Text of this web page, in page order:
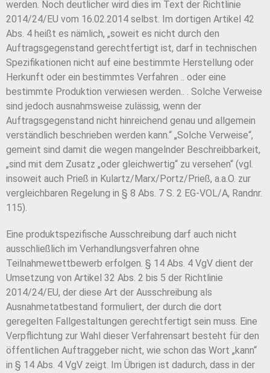
werden. Noch deutlicher wird dies im Text der Richtlinie
2014/24/EU vom 16.02.2014 selbst. Im dortigen Artikel 42
Abs. 4 heißt es nämlich, „soweit es nicht durch den
Auftragsgegenstand gerechtfertigt ist, darf in technischen
Spezifikationen nicht auf eine bestimmte Herstellung oder
Herkunft oder ein bestimmtes Verfahren .. oder eine
bestimmte Produktion verwiesen werden.. . Solche Verweise
sind jedoch ausnahmsweise zulässig, wenn der
Auftragsgegenstand nicht hinreichend genau und allgemein
verständlich beschrieben werden kann.“ „Solche Verweise“,
gemeint sind damit die wegen mangelnder Beschreibbarkeit,
„sind mit dem Zusatz „oder gleichwertig“ zu versehen“ (vgl.
insoweit auch Prieß in Kulartz/Marx/Portz/Prieß, a.a.O. zur
vergleichbaren Regelung in § 8 Abs. 7 S. 2 EG-VOL/A, Randnr.
115).
Eine produktspezifische Ausschreibung darf auch nicht
ausschließlich im Verhandlungsverfahren ohne
Teilnahmewettbewerb erfolgen. § 14 Abs. 4 VgV dient der
Umsetzung von Artikel 32 Abs. 2 bis 5 der Richtlinie
2014/24/EU, der diese Art der Ausschreibung als
Ausnahmetatbestand formuliert, der durch die dort
geregelten Fallgestaltungen gerechtfertigt sein muss. Eine
Verpflichtung zur Wahl dieser Verfahrensart besteht für den
öffentlichen Auftraggeber nicht, wie schon das Wort „kann“
in § 14 Abs. 4 VgV zeigt. Im Übrigen ist dadurch, dass in der